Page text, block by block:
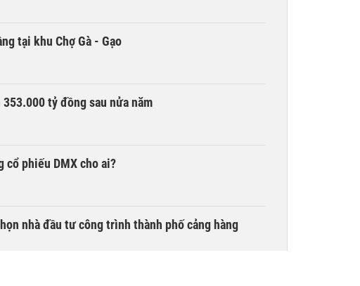
tại khu Chợ Gà - Gạo
tỷ đồng sau nửa năm
cổ phiếu DMX cho ai?
nhà đầu tư công trình thành phố cảng hàng